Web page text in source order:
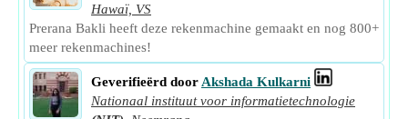
Hawaï, VS
Prerana Bakli heeft deze rekenmachine gemaakt en nog 800+
meer rekenmachines!
Geverifieërd door Akshada Kulkarni
Nationaal instituut voor informatietechnologie